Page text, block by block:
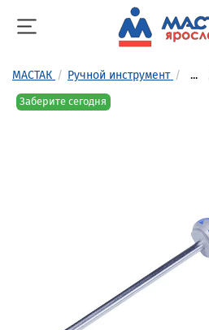
МАСТАК Ручной инструмент ...
Заберите сегодня